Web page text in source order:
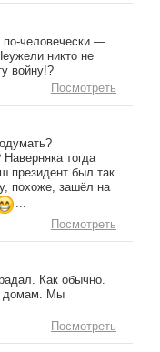
по-человечески —
никто не
войну!?
Посмотреть
тогда
президент был так
похоже, зашёл на
...
Посмотреть
Как обычно.
домам. Мы
Посмотреть